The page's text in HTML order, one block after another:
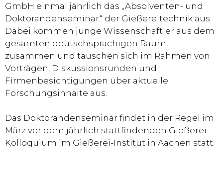
GmbH einmal jährlich das „Absolventen- und
Doktorandenseminar“ der Gießereitechnik aus.
Dabei kommen junge Wissenschaftler aus dem
gesamten deutschsprachigen Raum
zusammen und tauschen sich im Rahmen von
Vorträgen, Diskussionsrunden und
Firmenbesichtigungen über aktuelle
Forschungsinhalte aus.
Das Doktorandenseminar findet in der Regel im
März vor dem jährlich stattfindenden Gießerei-
Kolloquium im Gießerei-Institut in Aachen statt.